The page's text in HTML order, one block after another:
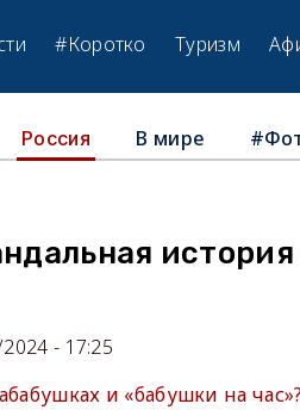
#Коротко Туризм
Россия В мире
история
- 17:25
и «бабушки на час»?